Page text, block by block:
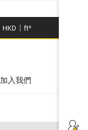
HKD ft²
加入我們